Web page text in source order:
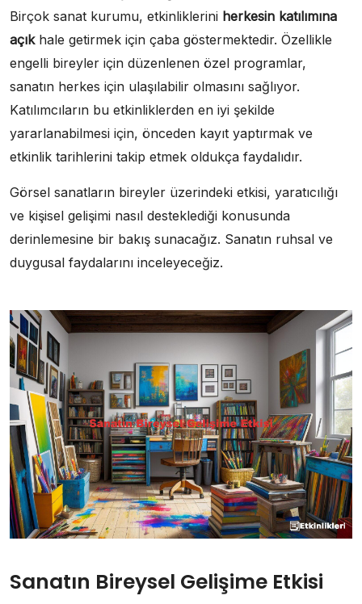
Birçok sanat kurumu, etkinliklerini herkesin katılımına
açıkhale getirmek için çaba göstermektedir. Özellikle
engelli bireyler için düzenlenen özel programlar,
sanatın herkes için ulaşılabilir olmasını sağlıyor.
Katılımcıların bu etkinliklerden en iyi şekilde
yararlanabilmesi için, önceden kayıt yaptırmak ve
etkinlik tarihlerini takip etmek oldukça faydalıdır.
Görsel sanatların bireyler üzerindeki etkisi, yaratıcılığı
ve kişisel gelişimi nasıl desteklediği konusunda
derinlemesine bir bakış sunacağız. Sanatın ruhsal ve
duygusal faydalarını inceleyeceğiz.
Sanatın Bireysel Gelişime Etkisi